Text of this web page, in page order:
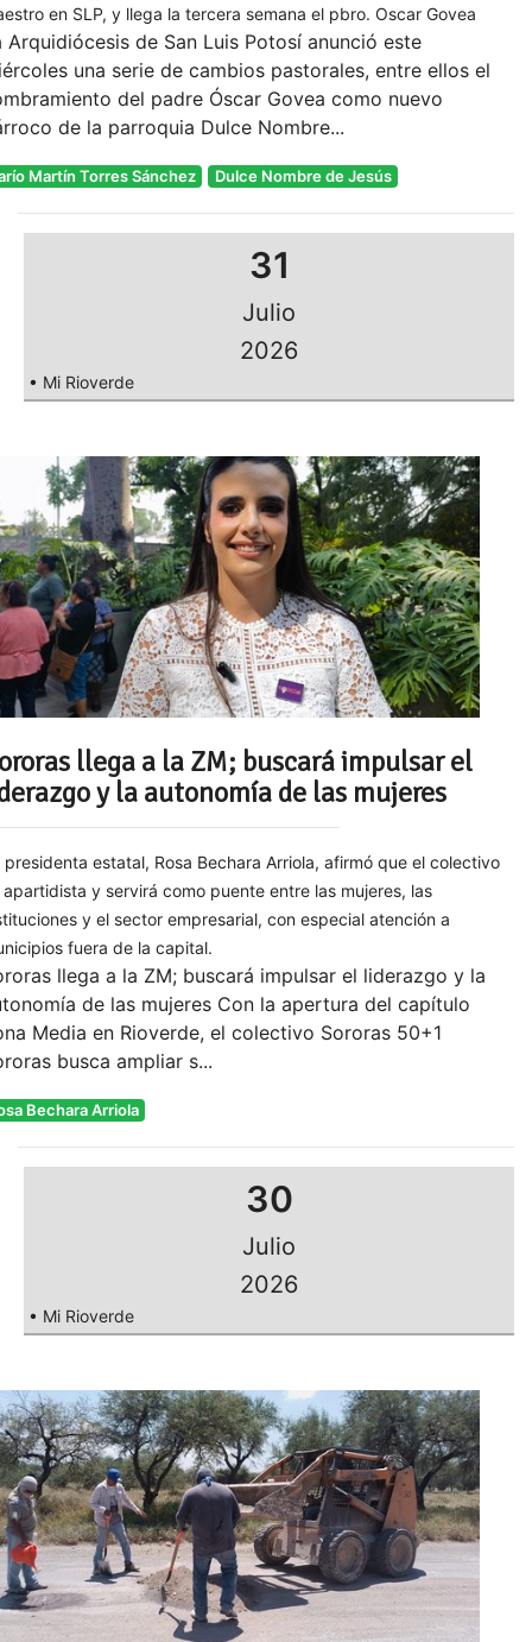
en SLP, y llega la tercera semana el pbro. Oscar Govea
Arquidiócesis de San Luis Potosí anunció este
una serie de cambios pastorales, entre ellos el
del padre Óscar Govea como nuevo
de la parroquia Dulce Nombre...
Martín Torres Sánchez Dulce Nombre de Jesús
31
Julio
2026
• Mi Rioverde
llega a la ZM; buscará impulsar el
y la autonomía de las mujeres
presidenta estatal, Rosa Bechara Arriola, afirmó que el colectivo
apartidista y servirá como puente entre las mujeres, las
y el sector empresarial, con especial atención a
fuera de la capital.
llega a la ZM; buscará impulsar el liderazgo y la
de las mujeres Con la apertura del capítulo
Media en Rioverde, el colectivo Sororas 50+1
busca ampliar s...
Bechara Arriola
30
Julio
2026
• Mi Rioverde